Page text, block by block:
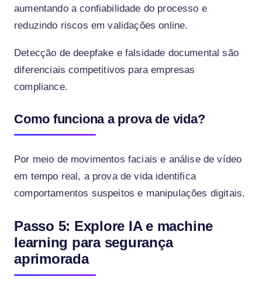
aumentando a confiabilidade do processo e
reduzindo riscos em validações online.
Detecção de deepfake e falsidade documental são
diferenciais competitivos para empresas
compliance.
Como funciona a prova de vida?
Por meio de movimentos faciais e análise de vídeo
em tempo real, a prova de vida identifica
comportamentos suspeitos e manipulações digitais.
Passo 5: Explore IA e machine
learning para segurança
aprimorada